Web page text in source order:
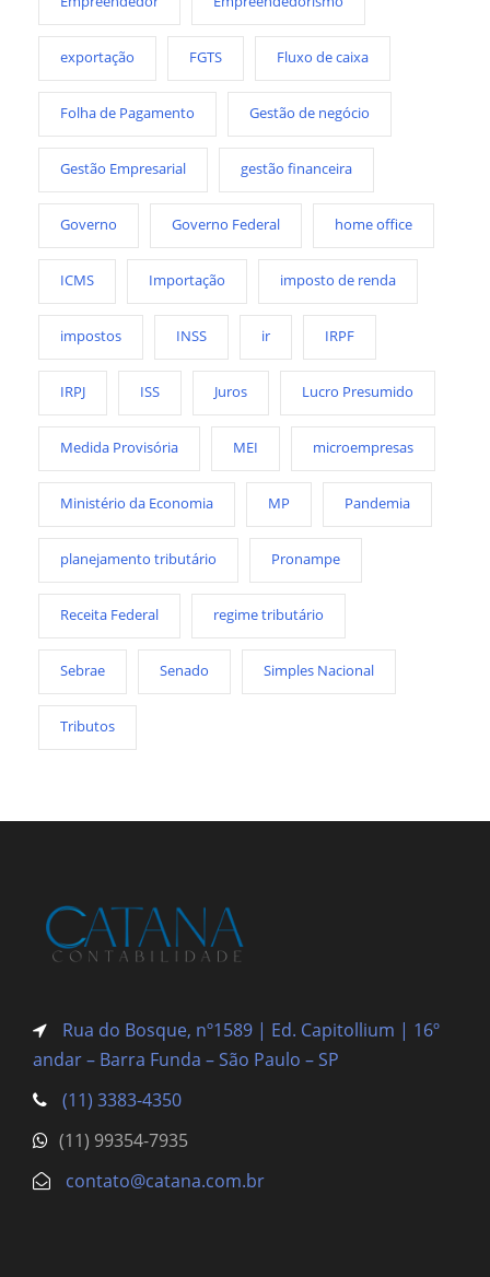
exportação FGTS Fluxo de caixa
Folha de Pagamento Gestão de negócio
Gestão Empresarial gestão financeira
Governo Governo Federal home office
ICMS Importação imposto de renda
impostos INSS ir IRPF
IRPJ ISS Juros Lucro Presumido
Medida Provisória MEI microempresas
Ministério da Economia MP Pandemia
planejamento tributário Pronampe
Receita Federal regime tributário
Sebrae Senado Simples Nacional
Tributos
Rua do Bosque, nº1589 | Ed. Capitollium | 16º
andar – Barra Funda – São Paulo – SP
(11) 3383-4350
(11) 99354-7935
contato@catana.com.br